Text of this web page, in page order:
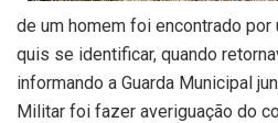
de um homem foi encontrado por
quis se identificar, quando
informando a Guarda Municipal
Militar foi fazer averiguação do